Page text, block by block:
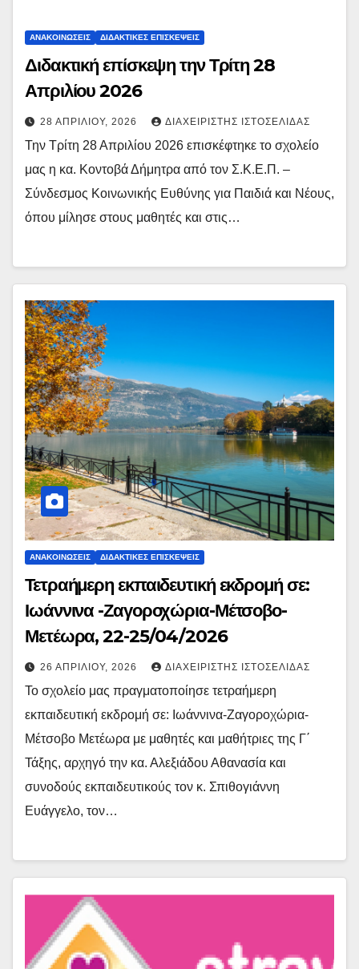
ΑΝΑΚΟΙΝΏΣΕΙΣ ΔΙΔΑΚΤΙΚΈΣ ΕΠΙΣΚΈΨΕΙΣ
Διδακτική επίσκεψη την Τρίτη 28
Απριλίου 2026
28 ΑΠΡΙΛΊΟΥ, 2026 ΔΙΑΧΕΙΡΙΣΤΉΣ ΙΣΤΟΣΕΛΊΔΑΣ
Την Τρίτη 28 Απριλίου 2026 επισκέφτηκε το σχολείο
μας η κα. Κοντοβά Δήμητρα από τον Σ.Κ.Ε.Π. –
Σύνδεσμος Κοινωνικής Ευθύνης για Παιδιά και Νέους,
όπου μίλησε στους μαθητές και στις…
ΑΝΑΚΟΙΝΏΣΕΙΣ ΔΙΔΑΚΤΙΚΈΣ ΕΠΙΣΚΈΨΕΙΣ
Τετραήμερη εκπαιδευτική εκδρομή σε:
Ιωάννινα -Ζαγοροχώρια-Μέτσοβο-
Μετέωρα, 22-25/04/2026
26 ΑΠΡΙΛΊΟΥ, 2026 ΔΙΑΧΕΙΡΙΣΤΉΣ ΙΣΤΟΣΕΛΊΔΑΣ
Το σχολείο μας πραγματοποίησε τετραήμερη
εκπαιδευτική εκδρομή σε: Ιωάννινα-Ζαγοροχώρια-
Μέτσοβο Μετέωρα με μαθητές και μαθήτριες της Γ΄
Τάξης, αρχηγό την κα. Αλεξιάδου Αθανασία και
συνοδούς εκπαιδευτικούς τον κ. Σπιθογιάννη
Ευάγγελο, τον…